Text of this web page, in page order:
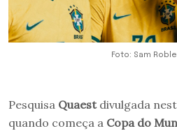
Foto: Sam
Pesquisa Quaestdivulgada
quando começa a Copa do